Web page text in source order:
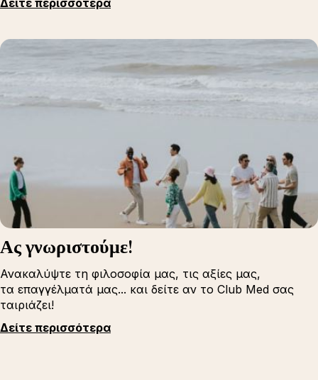
Δείτε περισσότερα
Ας γνωριστούμε!
Ανακαλύψτε τη φιλοσοφία μας, τις αξίες μας,
τα επαγγέλματά μας... και δείτε αν το Club Med σας
ταιριάζει!
Δείτε περισσότερα